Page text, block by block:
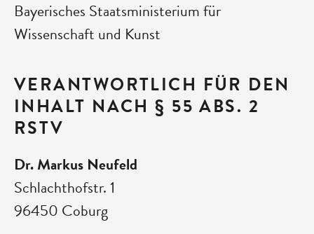
Bayerisches Staatsministerium für
Wissenschaft und Kunst
VERANTWORTLICH FÜR DEN
INHALT NACH § 55 ABS. 2
RSTV
Dr. Markus Neufeld
Schlachthofstr. 1
96450 Coburg